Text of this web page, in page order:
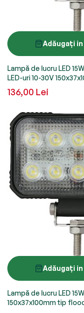
Adăugați
Lampă de lucru LED
LED-uri 10-30V
136,00 Lei
Adăugați
Lampă de lucru LED
150x37x100mm tip